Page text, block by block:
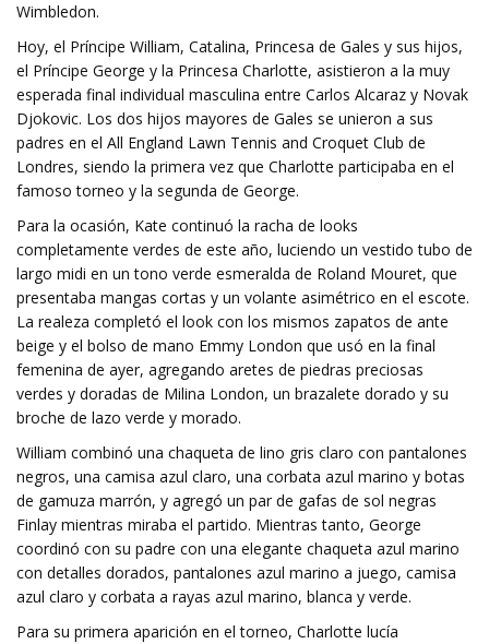
Wimbledon.
Hoy, el Príncipe William, Catalina, Princesa de Gales y sus hijos,
el Príncipe George y la Princesa Charlotte, asistieron a la muy
esperada final individual masculina entre Carlos Alcaraz y Novak
Djokovic. Los dos hijos mayores de Gales se unieron a sus
padres en el All England Lawn Tennis and Croquet Club de
Londres, siendo la primera vez que Charlotte participaba en el
famoso torneo y la segunda de George.
Para la ocasión, Kate continuó la racha de looks
completamente verdes de este año, luciendo un vestido tubo de
largo midi en un tono verde esmeralda de Roland Mouret, que
presentaba mangas cortas y un volante asimétrico en el escote.
La realeza completó el look con los mismos zapatos de ante
beige y el bolso de mano Emmy London que usó en la final
femenina de ayer, agregando aretes de piedras preciosas
verdes y doradas de Milina London, un brazalete dorado y su
broche de lazo verde y morado.
William combinó una chaqueta de lino gris claro con pantalones
negros, una camisa azul claro, una corbata azul marino y botas
de gamuza marrón, y agregó un par de gafas de sol negras
Finlay mientras miraba el partido. Mientras tanto, George
coordinó con su padre con una elegante chaqueta azul marino
con detalles dorados, pantalones azul marino a juego, camisa
azul claro y corbata a rayas azul marino, blanca y verde.
Para su primera aparición en el torneo, Charlotte lucía